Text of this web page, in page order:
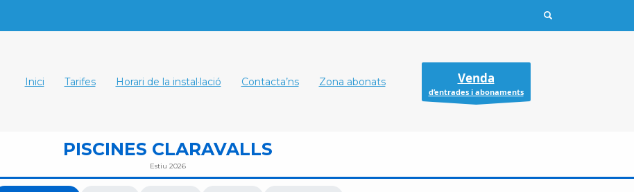
Inici Tarifes Horari de la instal·lació Contacta’ns Zona abonats Venda
d’entrades i abonaments
PISCINES CLARAVALLS
Estiu 2026